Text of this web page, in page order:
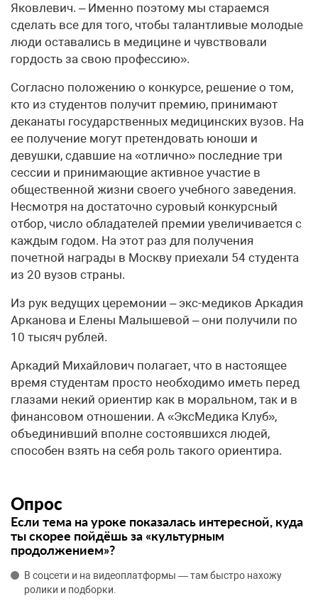
Яковлевич. – Именно поэтому мы стараемся
сделать все для того, чтобы талантливые молодые
люди оставались в медицине и чувствовали
гордость за свою профессию».
Согласно положению о конкурсе, решение о том,
кто из студентов получит премию, принимают
деканаты государственных медицинских вузов. На
ее получение могут претендовать юноши и
девушки, сдавшие на «отлично» последние три
сессии и принимающие активное участие в
общественной жизни своего учебного заведения.
Несмотря на достаточно суровый конкурсный
отбор, число обладателей премии увеличивается с
каждым годом. На этот раз для получения
почетной награды в Москву приехали 54 студента
из 20 вузов страны.
Из рук ведущих церемонии – экс-медиков Аркадия
Арканова и Елены Малышевой – они получили по
10 тысяч рублей.
Аркадий Михайлович полагает, что в настоящее
время студентам просто необходимо иметь перед
глазами некий ориентир как в моральном, так и в
финансовом отношении. А «ЭксМедика Клуб»,
объединивший вполне состоявшихся людей,
способен взять на себя роль такого ориентира.
Опрос
Если тема на уроке показалась интересной, куда
ты скорее пойдёшь за «культурным
продолжением»?
В соцсети и на видеоплатформы — там быстро нахожу
ролики и подборки.